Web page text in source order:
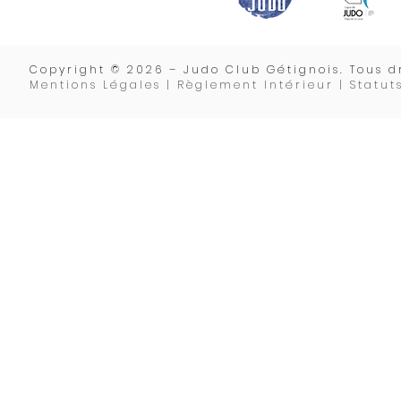
Copyrigh t © 2026 – Judo Club Gétignois. Tous
Mentions Légales | Règlement Intérieur |